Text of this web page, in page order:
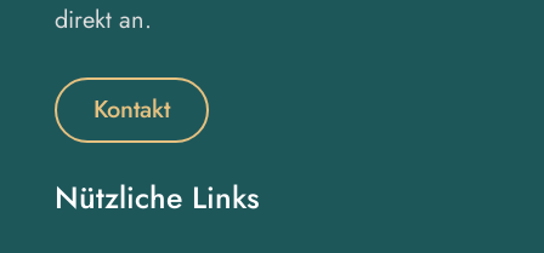
direkt an.
Kontakt
Nützliche Links